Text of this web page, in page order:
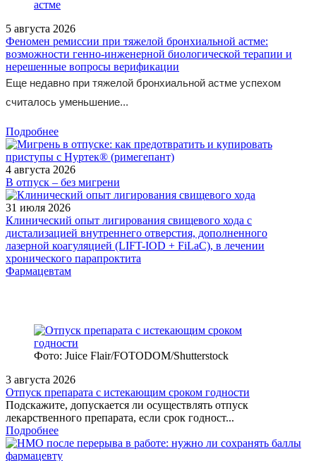
5 августа 2026
Феномен ремиссии при тяжелой бронхиальной астме:
возможности генно-инженерной биологической терапии и
нерешенные вопросы верификации
Еще недавно при тяжелой бронхиальной астме успехом
считалось уменьшение...
Подробнее
4 августа 2026
В отпуск – без мигрени
31 июля 2026
Клинический опыт лигирования свищевого хода с
дистализацией внутреннего отверстия, дополненного
лазерной коагуляцией (LIFT-IOD + FiLaC), в лечении
хронического парапроктита
Фармацевтам
Фото: Juice Flair/FOTODOM/Shutterstoсk
3 августа 2026
Отпуск препарата с истекающим сроком годности
Подскажите, допускается ли осуществлять отпуск
лекарственного препарата, если срок годност...
Подробнее